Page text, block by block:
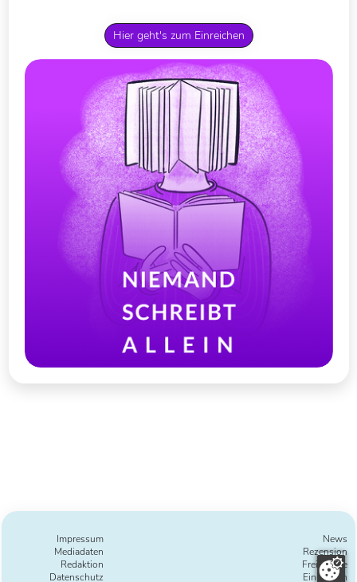
Hier geht's zum Einreichen
Impressum
Mediadaten
Redaktion
Datenschutz
News
Rezension
Freie Texte
Einreichen